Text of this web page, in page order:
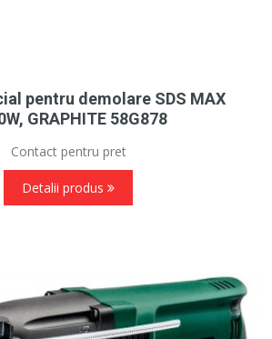
pentru demolare SDS MAX
GRAPHITE 58G878
Contact pentru pret
Detalii produs